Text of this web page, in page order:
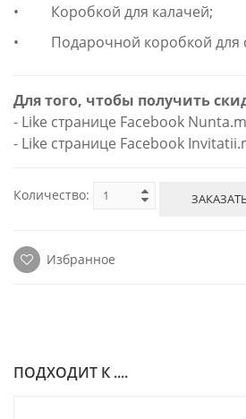
• Коробкой для калачей;
• Подарочной коробкой для
Для того, чтобы получить
- Like странице Facebook
- Like странице Facebook
Количество:
Избранное
ПОДХОДИТ К ....